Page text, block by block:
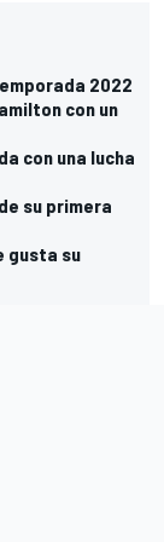
2022
con un
con una lucha
su primera
gusta su